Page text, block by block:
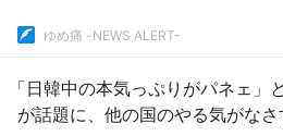
ゆめ痛 -NEWS ALERT-
「日韓中の本気っぷりがパネェ」
が話題に、他の国のやる気がな